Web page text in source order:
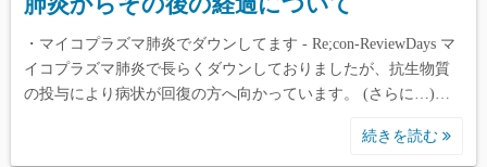
・マイコプラズマ肺炎でダウンしてます - Re;con-ReviewDays マ
イコプラズマ肺炎で長らくダウンしておりましたが、抗生物質
の投与により病状が回復の方へ向かっています。 (さらに…)…
続きを読む